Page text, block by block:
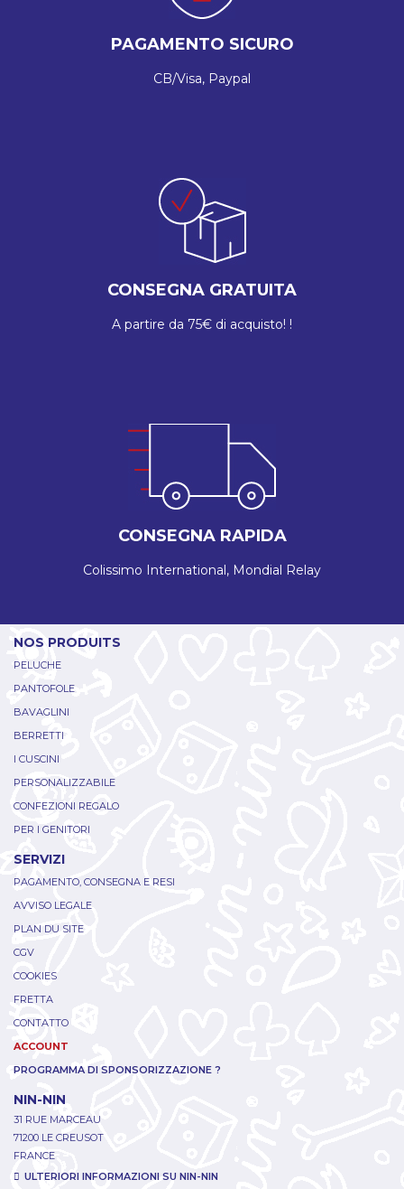
PAGAMENTO SICURO
CB/Visa, Paypal
CONSEGNA GRATUITA
A partire da 75€ di acquisto! !
CONSEGNA RAPIDA
Colissimo International, Mondial Relay
NOS PRODUITS
PELUCHE
PANTOFOLE
BAVAGLINI
BERRETTI
I CUSCINI
PERSONALIZZABILE
CONFEZIONI REGALO
PER I GENITORI
SERVIZI
PAGAMENTO, CONSEGNA E RESI
AVVISO LEGALE
PLAN DU SITE
CGV
COOKIES
FRETTA
CONTATTO
ACCOUNT
PROGRAMMA DI SPONSORIZZAZIONE ?
NIN-NIN
31 RUE MARCEAU
71200 LE CREUSOT
FRANCE
ULTERIORI INFORMAZIONI SU NIN-NIN